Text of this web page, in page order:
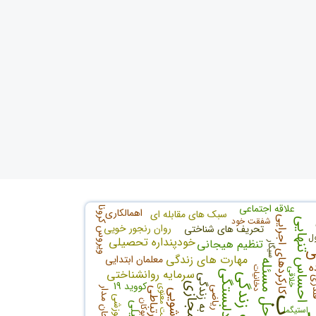
احساس تنهایی حل مسئله سرمایه روانشناختیامید به زندگی
کارکردهای اجرایی مهارت های زندگی
تنظیم هیجانیخودپنداره تحصیلی
تحریف های شناختی
روان رنجور خویی
معلمان ابتدایی
سبک های مقابله ای
ریاضی
اهمالکاری علاقه اجتماعی ویروس کرونا
کووید 19
استیگما
شفقت خود
خلاقی
سیگار
دخانیات
بوکان